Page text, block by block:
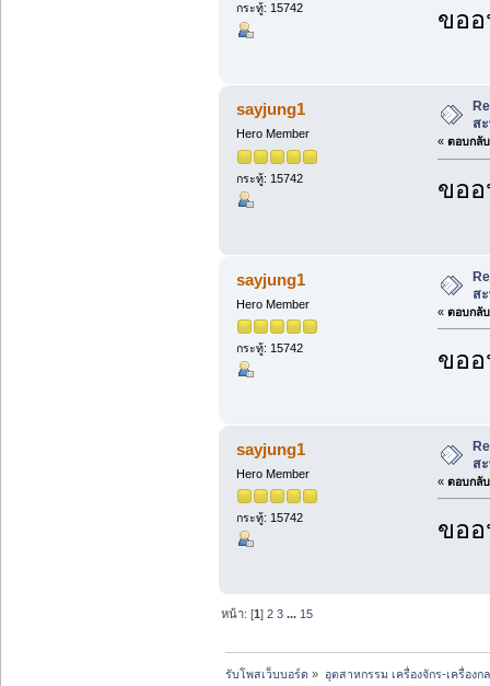
กระทู้: 15742 ขอ
sayjung1
Hero Member
กระทู้: 15742
ส
« ตอบกลั
ขอ
sayjung1
Hero Member
กระทู้: 15742
ส
« ตอบกลั
ขอ
sayjung1
Hero Member
กระทู้: 15742
ส
« ตอบกลั
ขอ
หน้า: [1]2 3 ... 15
รับโพสเว็บบอร์ด » อุตสาหกรรม เครื่องจักร-เครื่อง